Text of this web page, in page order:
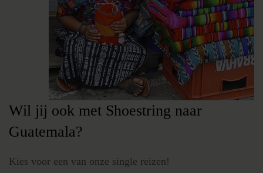
Wil jij ook met Shoestring naar
Guatemala?
Kies voor een van onze single reizen!